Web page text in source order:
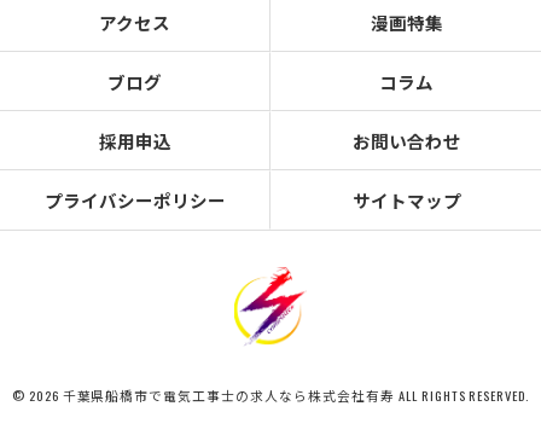
アクセス 漫画特集
ブログ コラム
採用申込 お問い合わせ
プライバシーポリシー サイトマップ
© 2026 千葉県船橋市で電気工事士の求人なら株式会社有寿 ALL RIGHTS RESERVED.